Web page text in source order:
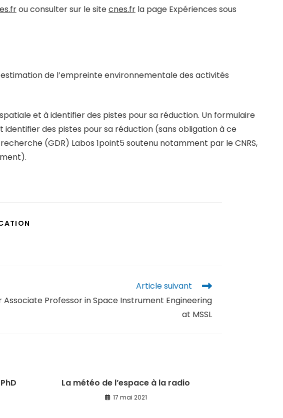
ou consulter sur le sitecnes.frla page Expériences sous
de l’empreinte environnementale des activités
et à identifier des pistes pour sa réduction. Un formulaire
des pistes pour sa réduction (sans obligation à ce
(GDR) Labos 1point5 soutenu notamment par le CNRS,
Article suivant
Associate Professor in Space Instrument Engineering
at MSSL
La météo de l’espace à la radio
17 mai 2021